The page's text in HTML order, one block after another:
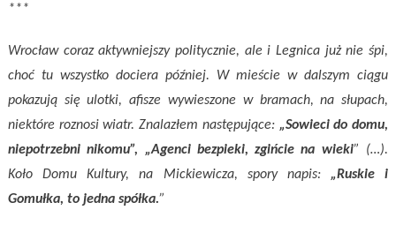
***
Wrocław coraz aktywniejszy politycznie, ale i Legnica już nie śpi,
choć tu wszystko dociera później. W mieście w dalszym ciągu
pokazują się ulotki, afisze wywieszone w bramach, na słupach,
niektóre roznosi wiatr. Znalazłem następujące: „Sowieci do domu,
niepotrzebni nikomu”, „Agenci bezpieki, zgińcie na wieki” (…).
Koło Domu Kultury, na Mickiewicza, spory napis: „Ruskie i
Gomułka, to jedna spółka.”